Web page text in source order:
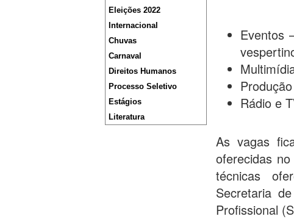
Eleições 2022
Internacional
Chuvas
Carnaval
Direitos Humanos
Processo Seletivo
Estágios
Literatura
Eventos
Rádio e
As vagas
oferecidas
técnicas
Secretaria
Profissional